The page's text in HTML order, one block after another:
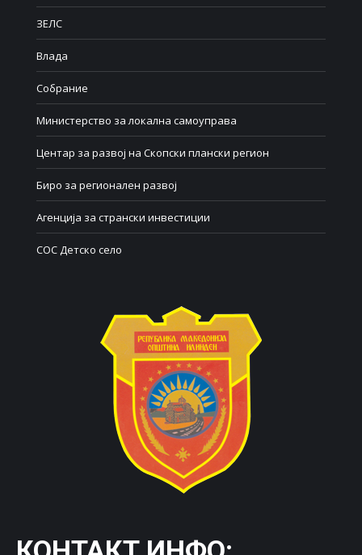
ЗЕЛС
Влада
Собрание
Министерство за локална самоуправа
Центар за развој на Скопски плански регион
Биро за регионален развој
Агенција за странски инвестиции
СОС Детско село